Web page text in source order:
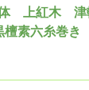
体 上紅木
素六糸巻